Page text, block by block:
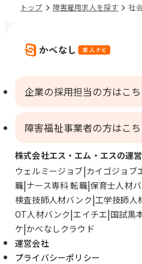
トップ 障害雇用求人を探す 社
企業の採用担当の方はこ
障害福祉事業者の方はこ
株式会社エス・エム・エスの運
ウェルミージョブ カイゴジョブ
職 ナース専科 転職 保育士人材
検査技師人材バンク 工学技師人
OT人材バンク エイチエ 国試黒
ケ かべなしクラウド
運営会社
プライバシーポリシー